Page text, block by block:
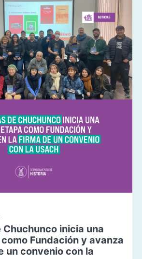
Chuchunco inicia una
Fundación y avanza
un convenio con la